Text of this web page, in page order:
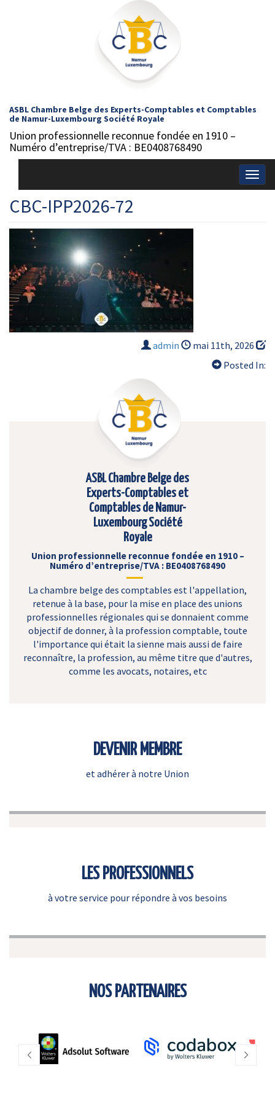
ASBL Chambre Belge des Experts-Comptables et Comptables
de Namur-Luxembourg Société Royale
Union professionnelle reconnue fondée en 1910 –
Numéro d’entreprise/TVA : BE0408768490
CBC-IPP2026-72
admin
mai 11th, 2026
Posted In:
ASBL Chambre Belge des
Experts-Comptables et
Comptables de Namur-
Luxembourg Société
Royale
Union professionnelle reconnue fondée en 1910 –
Numéro d’entreprise/TVA : BE0408768490
La chambre belge des comptables est l'appellation,
retenue à la base, pour la mise en place des unions
professionnelles régionales qui se donnaient comme
objectif de donner, à la profession comptable, toute
l'importance qui était la sienne mais aussi de faire
reconnaître, la profession, au même titre que d'autres,
comme les avocats, notaires, etc
DEVENIR MEMBRE
et adhérer à notre Union
LES PROFESSIONNELS
à votre service pour répondre à vos besoins
NOS PARTENAIRES